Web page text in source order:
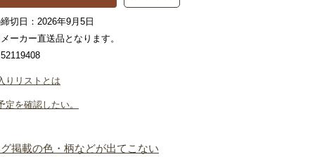
切日：2026年9月5日
ーカー直送品となります。
りリストとは
定を確認したい。
掲載の色・柄などが出てこない